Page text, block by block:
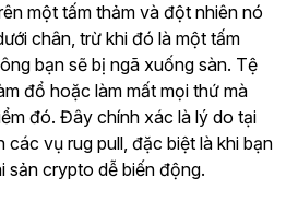
một tấm thảm và đột nhiên nó
chân, trừ khi đó là một tấm
bạn sẽ bị ngã xuống sàn. Tệ
đổ hoặc làm mất mọi thứ mà
đó. Đây chính xác là lý do tại
các vụ rug pull, đặc biệt là khi bạn
sản crypto dễ biến động.